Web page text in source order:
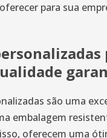
para sua
são uma
embalagem
oferecem uma